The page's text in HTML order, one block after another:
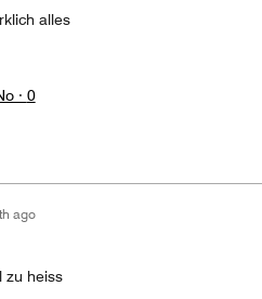
alles
· 0
ago
zu heiss